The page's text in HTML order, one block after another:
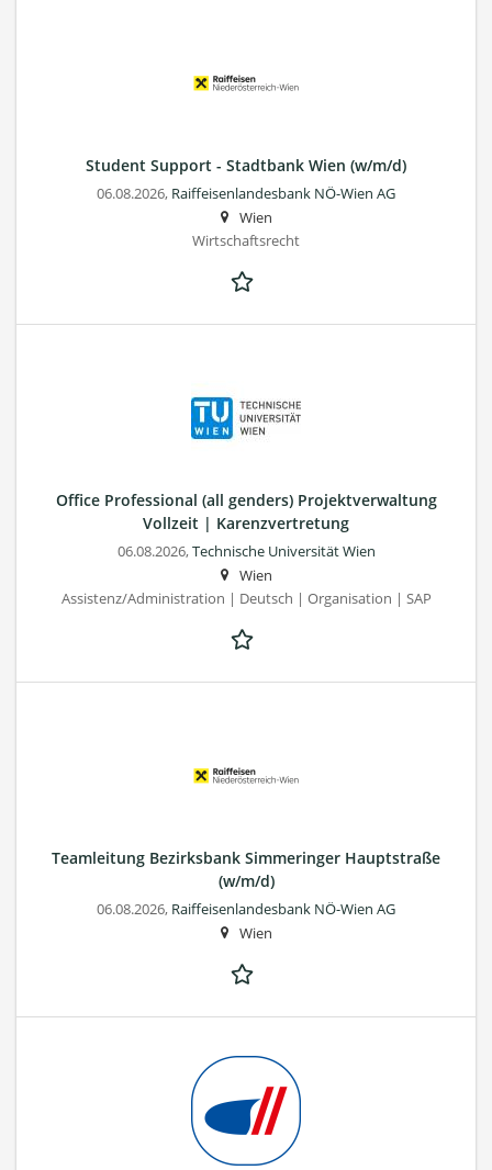
Student Support - Stadtbank Wien (w/m/d)
06.08.2026, Raiffeisenlandesbank NÖ-Wien AG
Wien
Wirtschaftsrecht
Office Professional (all genders) Projektverwaltung
Vollzeit | Karenzvertretung
06.08.2026,Technische Universität Wien
Wien
Assistenz/Administration | Deutsch | Organisation | SAP
Teamleitung Bezirksbank Simmeringer Hauptstraße
(w/m/d)
06.08.2026, Raiffeisenlandesbank NÖ-Wien AG
Wien